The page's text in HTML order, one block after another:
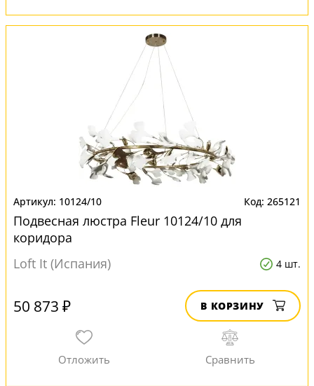
10124/10 265121
Подвесная люстра Fleur 10124/10 для
коридора
Loft It (Испания)
4 шт.
50 873 ₽ В КОРЗИНУ